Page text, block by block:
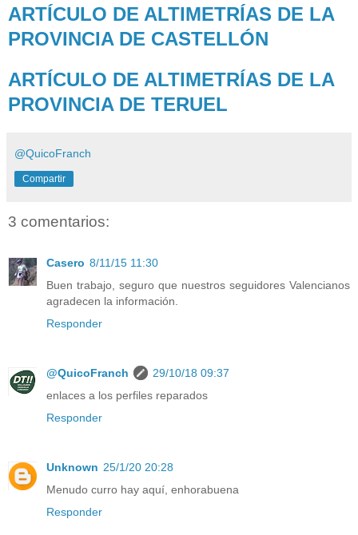
ARTÍCULO DE ALTIMETRÍAS DE LA
PROVINCIA DE CASTELLÓN
ARTÍCULO DE ALTIMETRÍAS DE LA
PROVINCIA DE TERUEL
@QuicoFranch
Compartir
3 comentarios:
Casero 8/11/15 11:30
Buen trabajo, seguro que nuestros seguidores Valencianos
agradecen la información.
Responder
@QuicoFranch
29/10/18 09:37
enlaces a los perfiles reparados
Responder
Unknown 25/1/20 20:28
Menudo curro hay aquí, enhorabuena
Responder